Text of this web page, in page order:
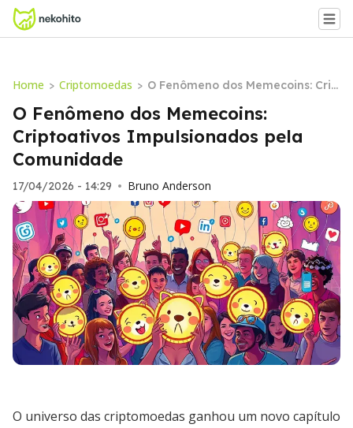
Home > Criptomoedas > O Fenômeno dos Memecoins: Crip
toativos Impulsionados pela Com
unidade
O Fenômeno dos Memecoins:
Criptoativos Impulsionados pela
Comunidade
17/04/2026 - 14:29 • Bruno Anderson
O universo das criptomoedas ganhou um novo capítulo